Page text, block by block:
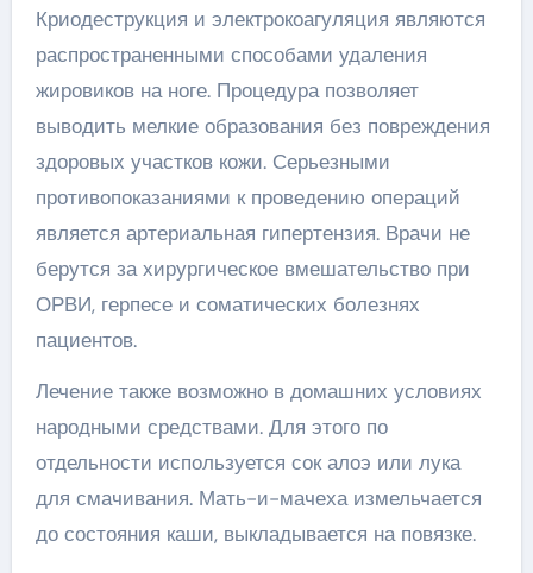
Криодеструкция и электрокоагуляция являются
распространенными способами удаления
жировиков на ноге. Процедура позволяет
выводить мелкие образования без повреждения
здоровых участков кожи. Серьезными
противопоказаниями к проведению операций
является артериальная гипертензия. Врачи не
берутся за хирургическое вмешательство при
ОРВИ, герпесе и соматических болезнях
пациентов.
Лечение также возможно в домашних условиях
народными средствами. Для этого по
отдельности используется сок алоэ или лука
для смачивания. Мать-и-мачеха измельчается
до состояния каши, выкладывается на повязке.